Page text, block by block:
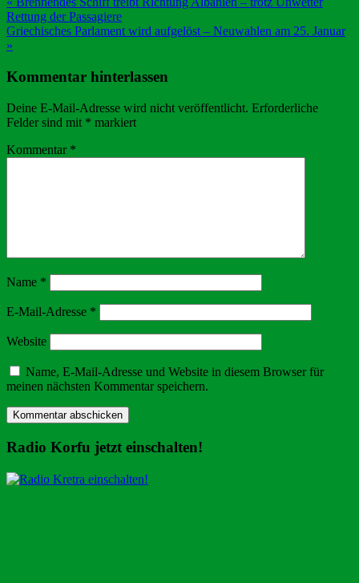
Beitragsnavigation
Rettung der Passagiere
Griechisches Parlament wird aufgelöst – Neuwahlen am 25. Januar
»
Kommentar hinterlassen
Deine E-Mail-Adresse wird nicht veröffentlicht. Erforderliche
Felder sind mit * markiert
Kommentar *
Name *
E-Mail-Adresse *
Website
Name, E-Mail-Adresse und Website in diesem Browser für
meinen nächsten Kommentar speichern.
Radio Korfu jetzt einschalten!